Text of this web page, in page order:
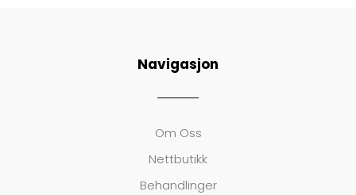
Navigasjon
Om Oss
Nettbutikk
Behandlinger